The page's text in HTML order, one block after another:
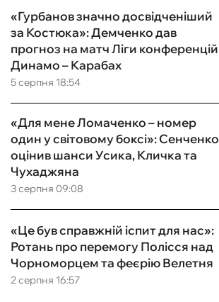
5 серпня 18:54
«Гурбанов значно досвідченіший
за Костюка»: Демченко дав
прогноз на матч Ліги конференцій
Динамо – Карабах
3 серпня 09:08
«Для мене Ломаченко – номер
один у світовому боксі»: Сенченко
оцінив шанси Усика, Кличка та
Чухаджяна
2 серпня 16:57
«Це був справжній іспит для нас»:
Ротань про перемогу Полісся над
Чорноморцем та феєрію Велетня